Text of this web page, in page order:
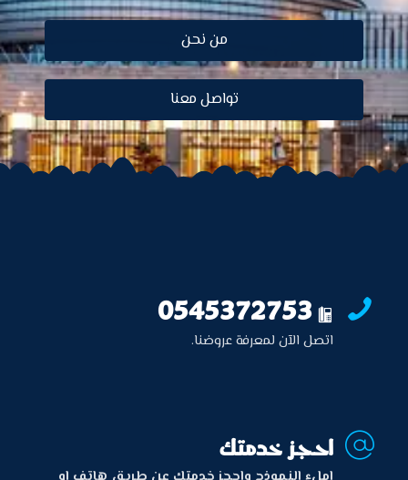
من نحن
تواصل معنا

0545372753
اتصل الآن لمعرفة عروضنا.
 احجز خدمتك